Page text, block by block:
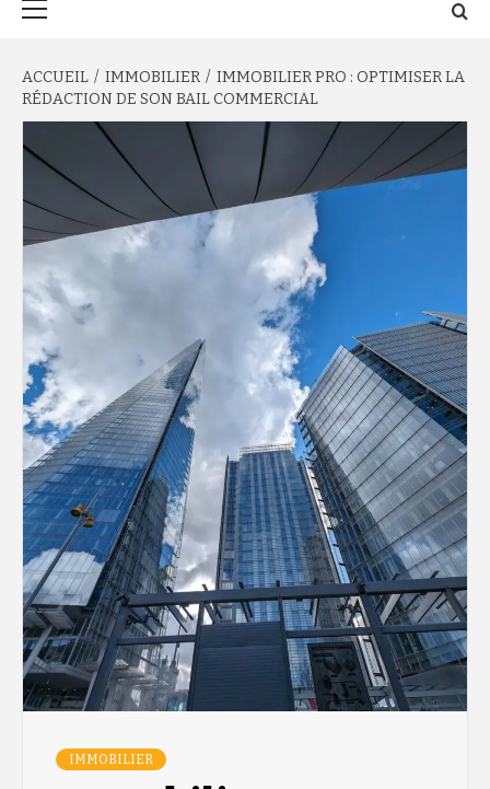
ACCUEIL IMMOBILIER
IMMOBILIER PRO : OPTIMISER LA
RÉDACTION DE SON BAIL COMMERCIAL
IMMOBILIER